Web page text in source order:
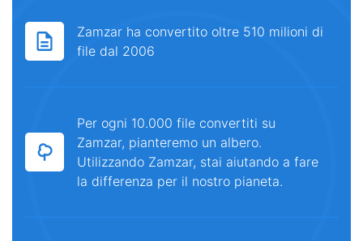
Zamzar ha convertito oltre 510 milioni di
file dal 2006
Per ogni 10.000 file convertiti su
Zamzar, pianteremo un albero.
Utilizzando Zamzar, stai aiutando a fare
la differenza per il nostro pianeta.